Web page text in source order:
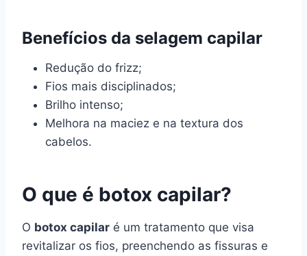
Benefícios da selagem capilar
Redução do frizz;
Fios mais disciplinados;
Brilho intenso;
Melhora na maciez e na textura dos
cabelos.
O que é botox capilar?
O botox capilar é um tratamento que visa
revitalizar os fios, preenchendo as fissuras e